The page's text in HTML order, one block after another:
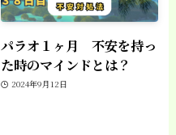
パラオ１ヶ月 不安を持っ
た時のマインドとは？
2024年9月12日